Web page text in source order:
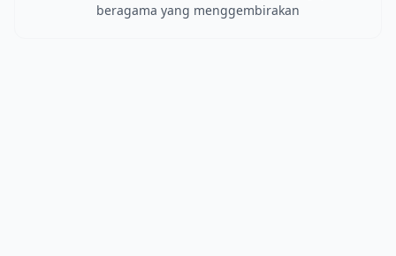
beragama yang menggembirakan